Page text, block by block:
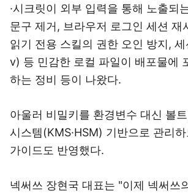
·시크릿이 외부 입력을 통해 노출되
문구 제거, 브라우저 로그인 세션 재
읽기 전용 스킬의 권한 오인 방지, 세
v) 등 민감한 로컬 파일이 배포물에
하는 정비 등이 나왔다.
아울러 비밀키를 환경변수 대신 볼
시스템(KMS·HSM) 기반으로 관리
가이드도 반영했다.
넥써쓰 장현국 대표는 "이제 넥써쓰